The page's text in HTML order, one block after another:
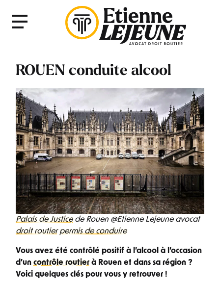
Menu
ROUEN conduite alcool
Palais de Justicede Rouen @Etienne Lejeune avocat
droit routier permis de conduire
Vous avez été contrôlé positif à l’alcool à l’occasion
d’un contrôle routier à Rouen et dans sa région ?
Voici quelques clés pour vous y retrouver !
Fermer